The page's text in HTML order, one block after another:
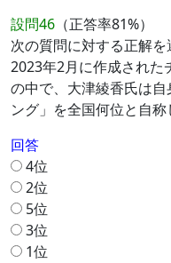
設問46 （正答率81%）
次の質問に対する正解を
2023年2月に作成された
の中で、大津綾香氏は
ング」を全国何位と自称
回答
4位
2位
5位
3位
1位